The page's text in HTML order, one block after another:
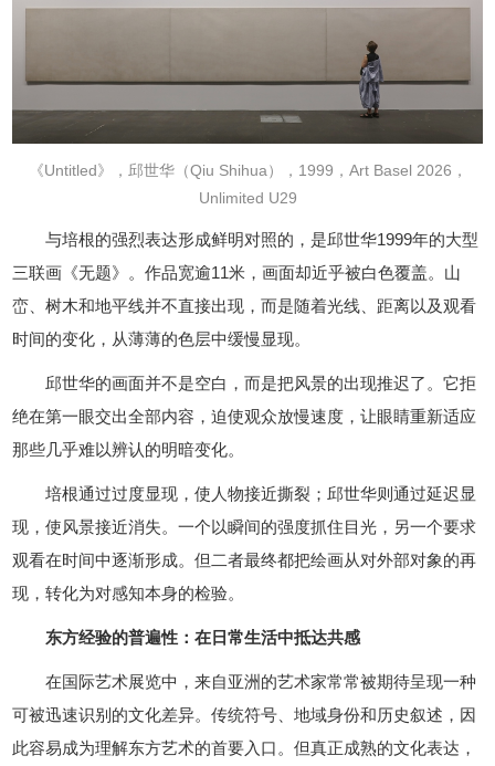
《Untitled》，邱世华（Qiu Shihua），1999，Art Basel 2026，
Unlimited U29
与培根的强烈表达形成鲜明对照的，是邱世华1999年的大型
三联画《无题》。作品宽逾11米，画面却近乎被白色覆盖。山
峦、树木和地平线并不直接出现，而是随着光线、距离以及观看
时间的变化，从薄薄的色层中缓慢显现。
邱世华的画面并不是空白，而是把风景的出现推迟了。它拒
绝在第一眼交出全部内容，迫使观众放慢速度，让眼睛重新适应
那些几乎难以辨认的明暗变化。
培根通过过度显现，使人物接近撕裂；邱世华则通过延迟显
现，使风景接近消失。一个以瞬间的强度抓住目光，另一个要求
观看在时间中逐渐形成。但二者最终都把绘画从对外部对象的再
现，转化为对感知本身的检验。
东方经验的普遍性：在日常生活中抵达共感
在国际艺术展览中，来自亚洲的艺术家常常被期待呈现一种
可被迅速识别的文化差异。传统符号、地域身份和历史叙述，因
此容易成为理解东方艺术的首要入口。但真正成熟的文化表达，